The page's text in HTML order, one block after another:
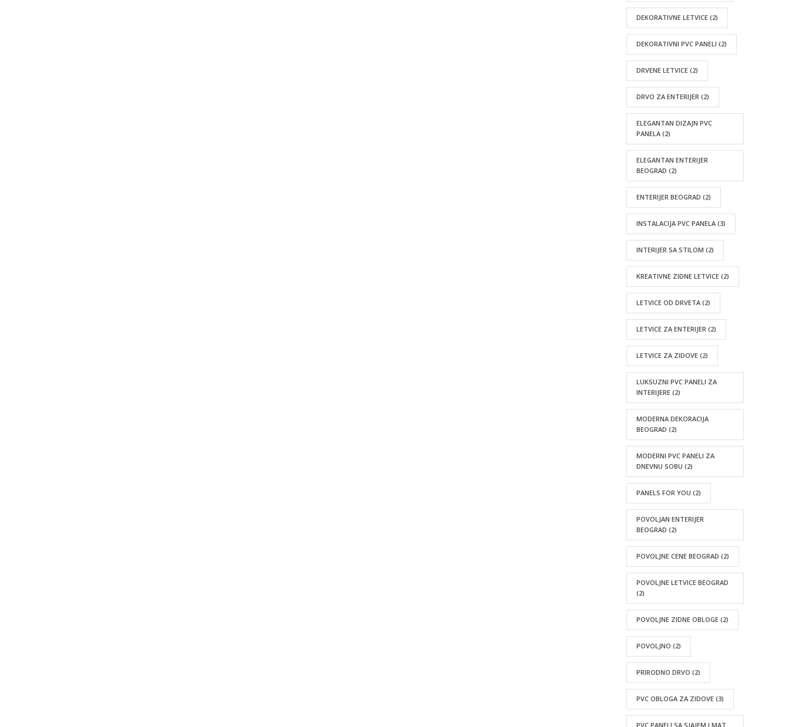
DEKORATIVNE LETVICE (2)
DEKORATIVNI PVC PANELI (2)
DRVENE LETVICE (2)
DRVO ZA ENTERIJER (2)
ELEGANTAN DIZAJN PVC
PANELA (2)
ELEGANTAN ENTERIJER
BEOGRAD (2)
ENTERIJER BEOGRAD (2)
INSTALACIJA PVC PANELA (3)
INTERIJER SA STILOM (2)
KREATIVNE ZIDNE LETVICE (2)
LETVICE OD DRVETA (2)
LETVICE ZA ENTERIJER (2)
LETVICE ZA ZIDOVE (2)
LUKSUZNI PVC PANELI ZA
INTERIJERE (2)
MODERNA DEKORACIJA
BEOGRAD (2)
MODERNI PVC PANELI ZA
DNEVNU SOBU (2)
PANELS FOR YOU (2)
POVOLJAN ENTERIJER
BEOGRAD (2)
POVOLJNE CENE BEOGRAD (2)
POVOLJNE LETVICE BEOGRAD
(2)
POVOLJNE ZIDNE OBLOGE (2)
POVOLJNO (2)
PRIRODNO DRVO (2)
PVC OBLOGA ZA ZIDOVE (3)
PVC PANELI SA SJAJEM I MAT